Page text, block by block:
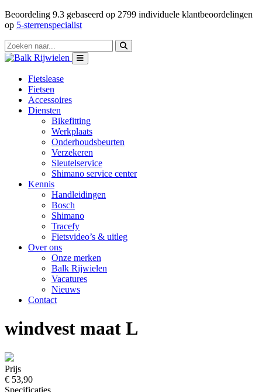
Beoordeling 9.3 gebaseerd op 2799 individuele klantbeoordelingen
op 5-sterrenspecialist
Fietslease
Fietsen
Accessoires
Diensten
Bikefitting
Werkplaats
Onderhoudsbeurten
Verzekeren
Sleutelservice
Shimano service center
Kennis
Handleidingen
Bosch
Shimano
Tracefy
Fietsvideo’s & uitleg
Over ons
Onze merken
Balk Rijwielen
Vacatures
Nieuws
Contact
windvest maat L
Prijs
€ 53,90
Specificaties